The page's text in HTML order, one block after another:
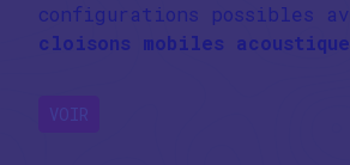
configurations possibles
cloisons mobiles
VOIR